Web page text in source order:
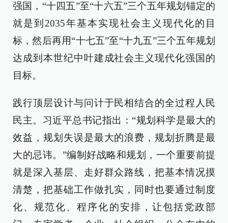
强国，“十四五”至“十六五”三个五年规划锚定的
就是到2035年基本实现社会主义现代化的目
标，然后再用“十七五”至“十九五”三个五年规划
达成到本世纪中叶建成社会主义现代化强国的
目标。
践行顶层设计与问计于民相结合的全过程人民
民主。习近平总书记指出：“规划科学是最大的
效益，规划失误是最大的浪费，规划折腾是最
大的忌讳。”编制好战略和规划，一个重要前提
就是深入基层、走好群众路线，把基本情况摸
清楚，把基础工作做扎实，同时也要通过制度
化、规范化、程序化的安排，让包括党政部